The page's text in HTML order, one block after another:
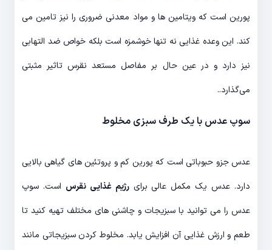
پورین است که ویتامین ها و مواد معدنی ضروری را نیز تامین می
کند. این وعده غذایی نه تنها خوشمزه است بلکه خواص ضد التهابی
نیز دارد و در عین حال بر مفاصل مستعد نقرس تاثیر مثبتی
می‌گذارد..
سوپ عدس با یک طرف سبزی مخلوط
عدس جزو حبوباتی است که پورین کم و پروتئین های گیاهی بالایی
دارد. عدس یک مکمل عالی برایرژیم غذایی نقرس است. سوپ
عدس را می توانید با سبزیجات و چاشنی های مختلف تهیه کنید تا
طعم و ارزش غذایی آن افزایش یابد. مخلوط کردن سبزیجاتی مانند